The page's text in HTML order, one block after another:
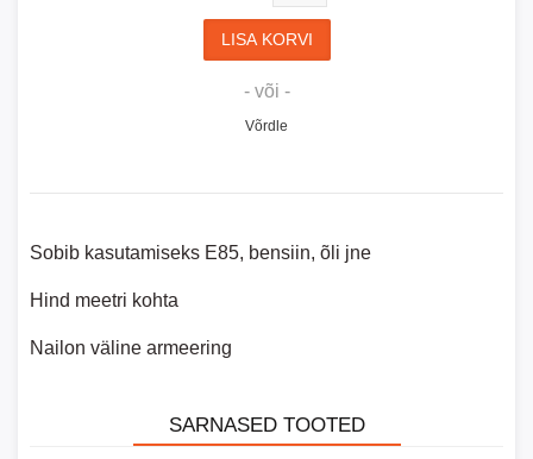
- või -
Võrdle
Sobib kasutamiseks E85, bensiin, õli jne
Hind meetri kohta
Nailon väline armeering
SARNASED TOOTED